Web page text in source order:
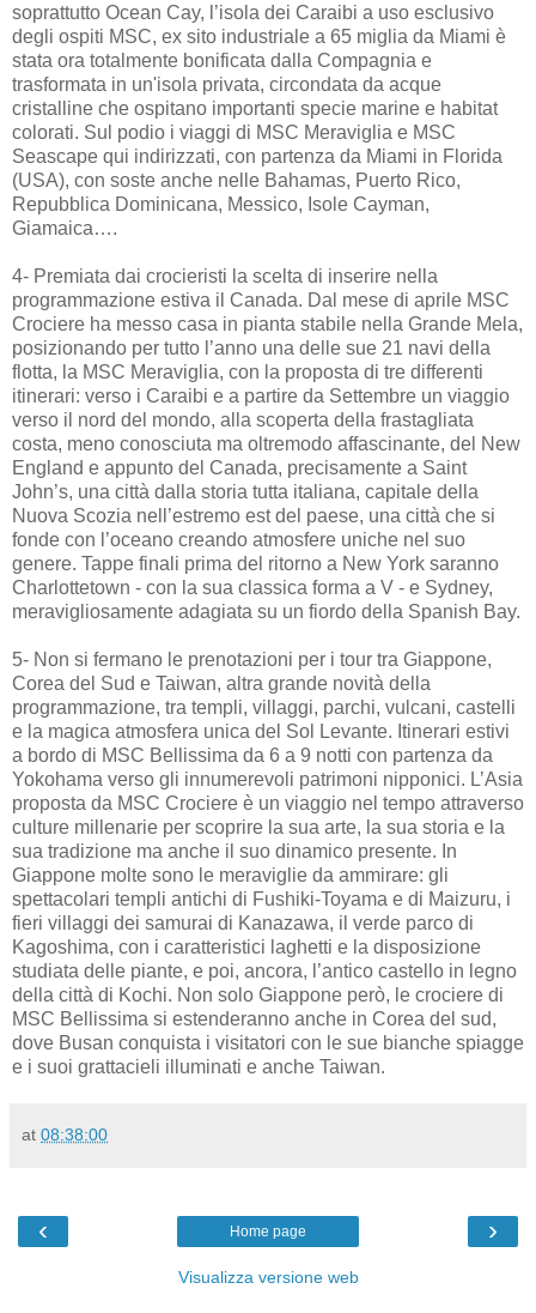
soprattutto Ocean Cay, l’isola dei Caraibi a uso esclusivo
degli ospiti MSC, ex sito industriale a 65 miglia da Miami è
stata ora totalmente bonificata dalla Compagnia e
trasformata in un'isola privata, circondata da acque
cristalline che ospitano importanti specie marine e habitat
colorati. Sul podio i viaggi di MSC Meraviglia e MSC
Seascape qui indirizzati, con partenza da Miami in Florida
(USA), con soste anche nelle Bahamas, Puerto Rico,
Repubblica Dominicana, Messico, Isole Cayman,
Giamaica….
4- Premiata dai crocieristi la scelta di inserire nella
programmazione estiva il Canada. Dal mese di aprile MSC
Crociere ha messo casa in pianta stabile nella Grande Mela,
posizionando per tutto l’anno una delle sue 21 navi della
flotta, la MSC Meraviglia, con la proposta di tre differenti
itinerari: verso i Caraibi e a partire da Settembre un viaggio
verso il nord del mondo, alla scoperta della frastagliata
costa, meno conosciuta ma oltremodo affascinante, del New
England e appunto del Canada, precisamente a Saint
John’s, una città dalla storia tutta italiana, capitale della
Nuova Scozia nell’estremo est del paese, una città che si
fonde con l’oceano creando atmosfere uniche nel suo
genere. Tappe finali prima del ritorno a New York saranno
Charlottetown - con la sua classica forma a V - e Sydney,
meravigliosamente adagiata su un fiordo della Spanish Bay.
5- Non si fermano le prenotazioni per i tour tra Giappone,
Corea del Sud e Taiwan, altra grande novità della
programmazione, tra templi, villaggi, parchi, vulcani, castelli
e la magica atmosfera unica del Sol Levante. Itinerari estivi
a bordo di MSC Bellissima da 6 a 9 notti con partenza da
Yokohama verso gli innumerevoli patrimoni nipponici. L’Asia
proposta da MSC Crociere è un viaggio nel tempo attraverso
culture millenarie per scoprire la sua arte, la sua storia e la
sua tradizione ma anche il suo dinamico presente. In
Giappone molte sono le meraviglie da ammirare: gli
spettacolari templi antichi di Fushiki-Toyama e di Maizuru, i
fieri villaggi dei samurai di Kanazawa, il verde parco di
Kagoshima, con i caratteristici laghetti e la disposizione
studiata delle piante, e poi, ancora, l’antico castello in legno
della città di Kochi. Non solo Giappone però, le crociere di
MSC Bellissima si estenderanno anche in Corea del sud,
dove Busan conquista i visitatori con le sue bianche spiagge
e i suoi grattacieli illuminati e anche Taiwan.
at 08:38:00
‹ ›
Home page
Visualizza versione web